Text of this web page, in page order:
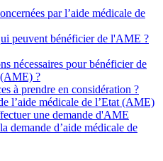
par l’aide médicale de
peuvent bénéficier de l'AME ?
nécessaires pour bénéficier de
(AME) ?
à prendre en considération ?
l’aide médicale de l’Etat (AME)
une demande d'AME
demande d’aide médicale de